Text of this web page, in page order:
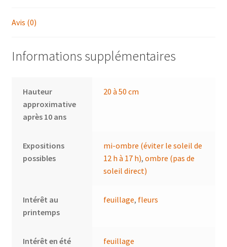
Avis (0)
Informations supplémentaires
Hauteur
approximative
après 10 ans
20 à 50 cm
Expositions
possibles
mi-ombre (éviter le soleil de
12 h à 17 h),ombre (pas de
soleil direct)
Intérêt au
printemps
feuillage, fleurs
Intérêt en été feuillage